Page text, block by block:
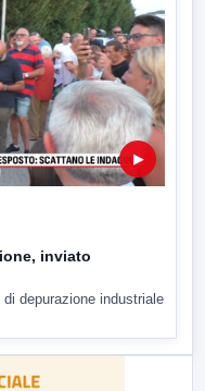
▶
inviato
depurazione industriale